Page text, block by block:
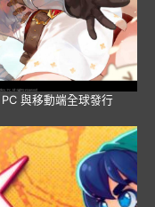
與移動端全球發行